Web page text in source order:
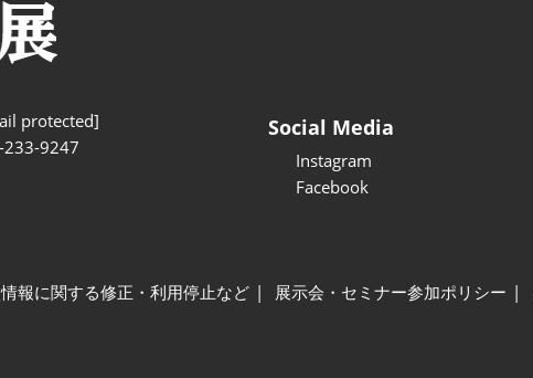
protected]
233-9247
Social Media
Instagram
Facebook
報に関する修正・利用停止など 展示会・セミナー参加ポリシー